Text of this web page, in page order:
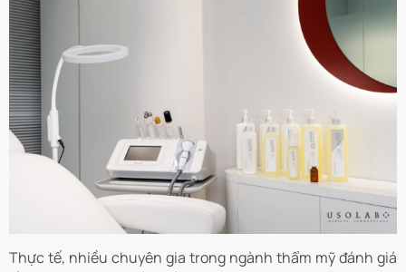
Thực tế, nhiều chuyên gia trong ngành thẩm mỹ đánh giá